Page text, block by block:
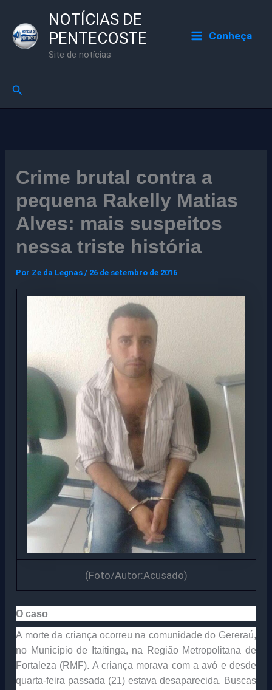
para
NOTÍCIAS DE
PENTECOSTE
Site de notícias
Conheça
Pesquisar
Crime brutal contra a
pequena Rakelly Matias
Alves: mais suspeitos
nessa triste história
Por Ze da Legnas/ 26 de setembro de 2016
(Foto/Autor:Acusado)
O caso
A morte da criança ocorreu na comunidade do Gereraú,
no Município de Itaitinga, na Região Metropolitana de
Fortaleza (RMF). A criança morava com a avó e desde
quarta-feira passada (21) estava desaparecida. Buscas